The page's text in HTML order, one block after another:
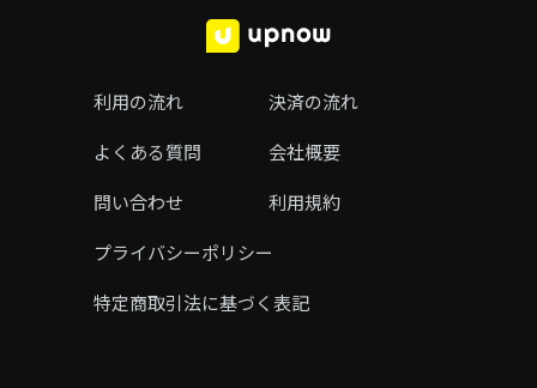
利用の流れ
決済の流れ
よくある質問
会社概要
問い合わせ
利用規約
プライバシーポリシー
特定商取引法に基づく表記